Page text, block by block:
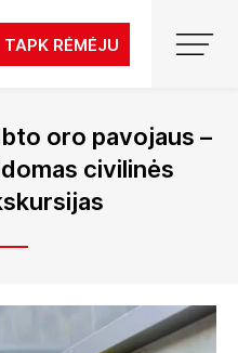
TAPK RĖMĖJU
oro pavojaus –
civilinės